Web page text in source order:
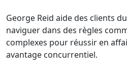
George Reid aide des clients
naviguer dans des règles
complexes pour réussir en
avantage concurrentiel.